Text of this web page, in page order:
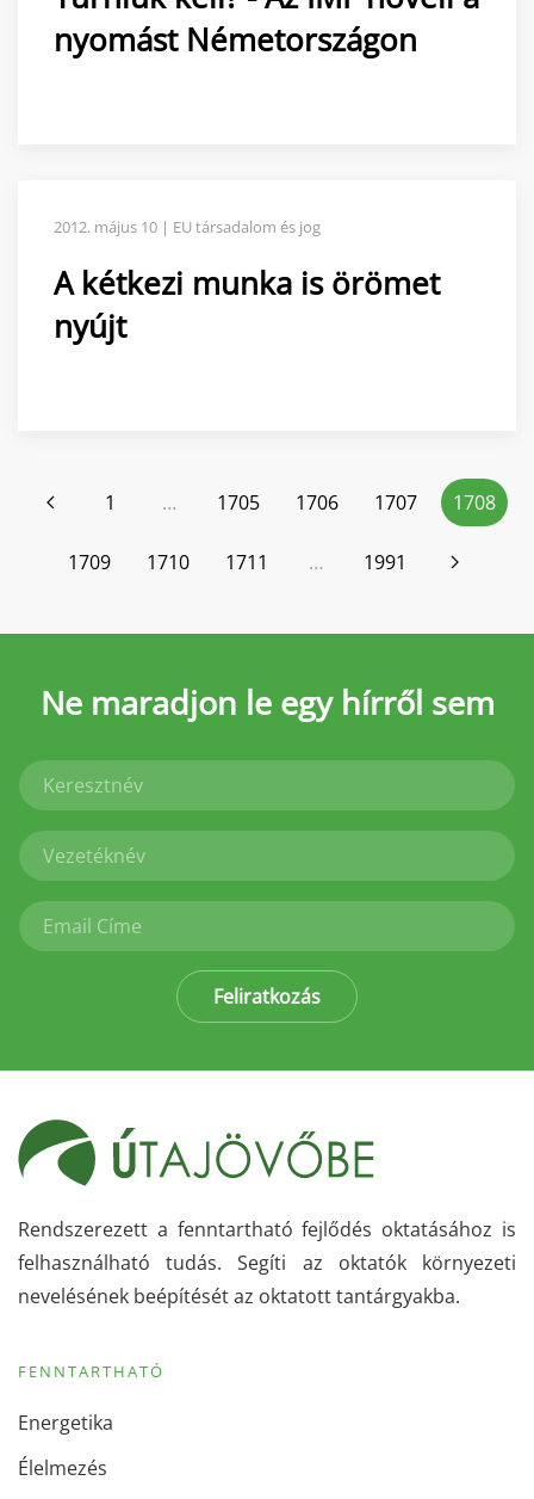
nyomást Németországon
2012. május 10 | EU társadalom és jog
A kétkezi munka is örömet
nyújt
1 … 1705 1706 1707 1708
1709 1710 1711 … 1991
Ne maradjon le egy hírről sem
Feliratkozás
Rendszerezett a fenntartható fejlődés oktatásához is
felhasználható tudás. Segíti az oktatók környezeti
nevelésének beépítését az oktatott tantárgyakba.
FENNTARTHATÓ
Energetika
Élelmezés